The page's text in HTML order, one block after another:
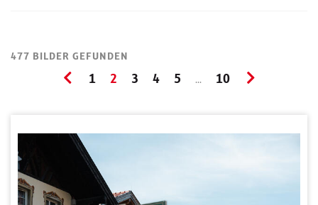
477 BILDER GEFUNDEN
1 2 3 4 5 ... 10